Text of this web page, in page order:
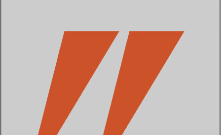
Español de Argentina
Slovenčina
Dansk
Deutsch
Svenska